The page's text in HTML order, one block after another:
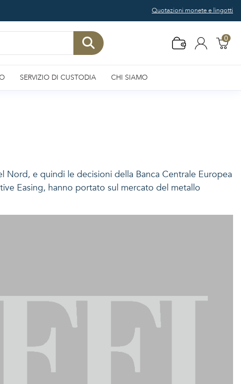
Quotazioni monete e lingotti
0
SERVIZIO DI CUSTODIA CHI SIAMO
Nord, e quindi le decisioni della Banca Centrale Europea
Easing, hanno portato sul mercato del metallo